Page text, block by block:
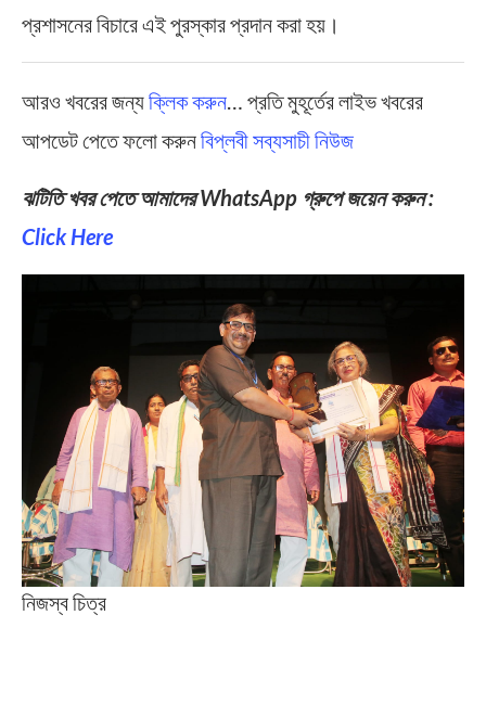
প্রশাসনের বিচারে এই পুরস্কার প্রদান করা হয়।
আরও খবরের জন্যক্লিক করুন… প্রতি মুহূর্তের লাইভ খবরের
আপডেট পেতে ফলো করুনবিপ্লবী সব্যসাচী নিউজ
ঝটিতি খবর পেতে আমাদের WhatsApp গ্রুপে জয়েন করুন :
Click Here
নিজস্ব চিত্র